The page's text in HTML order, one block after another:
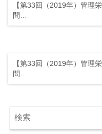
【第33回（2019年）管理
問…
【第33回（2019年）管理
問…